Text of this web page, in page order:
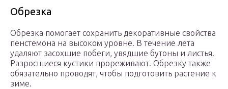
Обрезка
Обрезка помогает сохранить декоративные свойства
пенстемона на высоком уровне. В течение лета
удаляют засохшие побеги, увядшие бутоны и листья.
Разросшиеся кустики прореживают. Обрезку также
обязательно проводят, чтобы подготовить растение к
зиме.